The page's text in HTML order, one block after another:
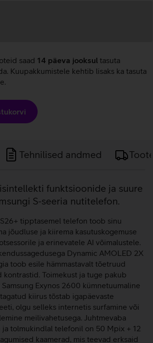
saad 14 päeva jooksul tasuta
Kuupakkumistele kehtib lisaks ka tasuta
Tehnilised andmed
funktsioonide ja suure
S-seeria nutitelefon.
S26+ tipptasemel telefon toob sinu
jõudluse ja kiirema kasutuskogemuse
ja erinevatele AI võimalustele.
Dynamic AMOLED 2X
toob esile hämmastavalt tõetruud
kontrastid. Toimekust ja tuge pakub
Exynos 2600 kümnetuumaline
kiirus tõstab igapäevaste
olgu selleks internetis surfamine või
meilivahetusega. Juhtmevaba
ja tolmukindlal telefonil on 50 Mpix + 12
kaamerad, mis teevad erksaid